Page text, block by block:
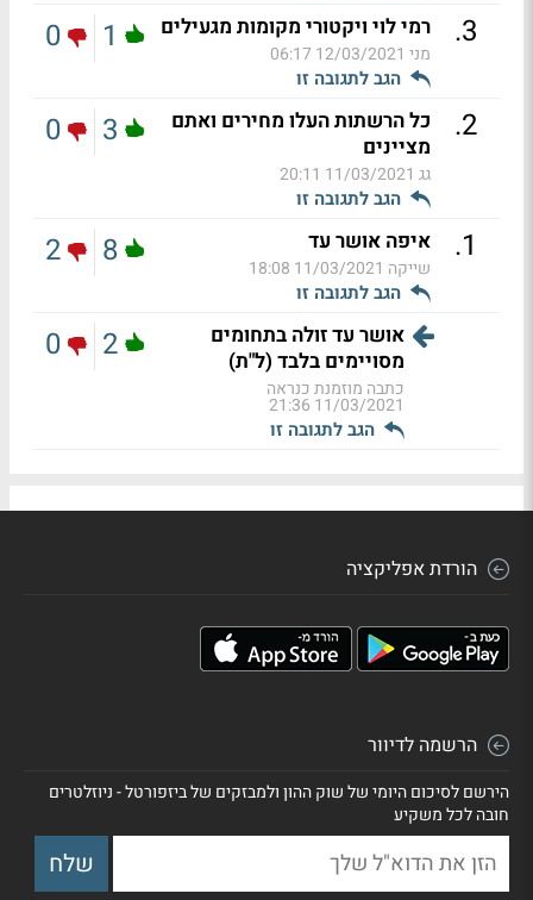
3
. רמי לוי ויקטורי מקומות מגעילים
מני 12/03/2021 06:17
הגב לתגובה זו
1
0
2
.
כל הרשתות העלו מחירים ואתם
מציינים
גג 11/03/2021 20:11
הגב לתגובה זו
3
0
1
. איפה אושר עד
שייקה 11/03/2021 18:08
הגב לתגובה זו
8
2
אושר עד זולה בתחומים
מסויימים בלבד (ל"ת)
כתבה מוזמנת כנראה
11/03/2021 21:36
הגב לתגובה זו
2
0
הורדת אפליקציה
הרשמה לדיוור
הירשם לסיכום היומי של שוק ההון ולמבזקים של ביזפורטל - ניוזלטרים
חובה לכל משקיע